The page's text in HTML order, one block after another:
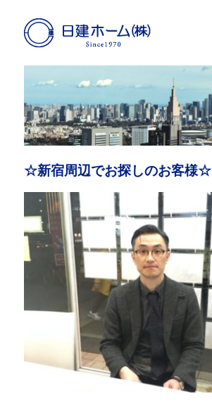
日建ホーム
☆新宿周辺でお探しのお客様☆